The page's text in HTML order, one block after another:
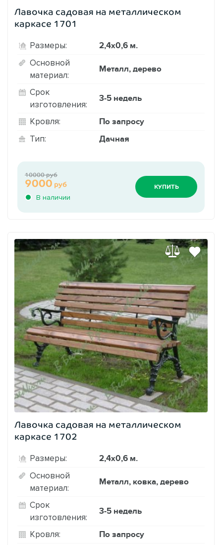
Лавочка садовая на металлическом
каркасе 1701
Размеры: 2,4х0,6 м.
Основной
материал:
Металл, дерево
Срок
изготовления:
3-5 недель
Кровля: По запросу
Тип: Дачная
В наличии
9000 руб
10000 руб
КУПИТЬ
Лавочка садовая на металлическом
каркасе 1702
Размеры: 2,4х0,6 м.
Основной
материал:
Металл, ковка, дерево
Срок
изготовления:
3-5 недель
Кровля: По запросу